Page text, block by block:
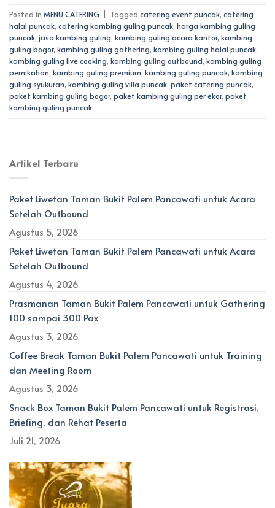
Posted in MENU CATERING Tagged catering event puncak, catering
halal puncak, catering kambing guling puncak, harga kambing guling
puncak, jasa kambing guling, kambing guling acara kantor, kambing
guling bogor, kambing guling gathering, kambing guling halal puncak,
kambing guling live cooking, kambing guling outbound, kambing guling
pernikahan, kambing guling premium, kambing guling puncak, kambing
guling syukuran, kambing guling villa puncak, paket catering puncak,
paket kambing guling bogor, paket kambing guling per ekor, paket
kambing guling puncak
Artikel Terbaru
Paket Liwetan Taman Bukit Palem Pancawati untuk Acara
Setelah Outbound
Agustus 5, 2026
Paket Liwetan Taman Bukit Palem Pancawati untuk Acara
Setelah Outbound
Agustus 4, 2026
Prasmanan Taman Bukit Palem Pancawati untuk Gathering
100 sampai 300 Pax
Agustus 3, 2026
Coffee Break Taman Bukit Palem Pancawati untuk Training
dan Meeting Room
Agustus 3, 2026
Snack Box Taman Bukit Palem Pancawati untuk Registrasi,
Briefing, dan Rehat Peserta
Juli 21, 2026